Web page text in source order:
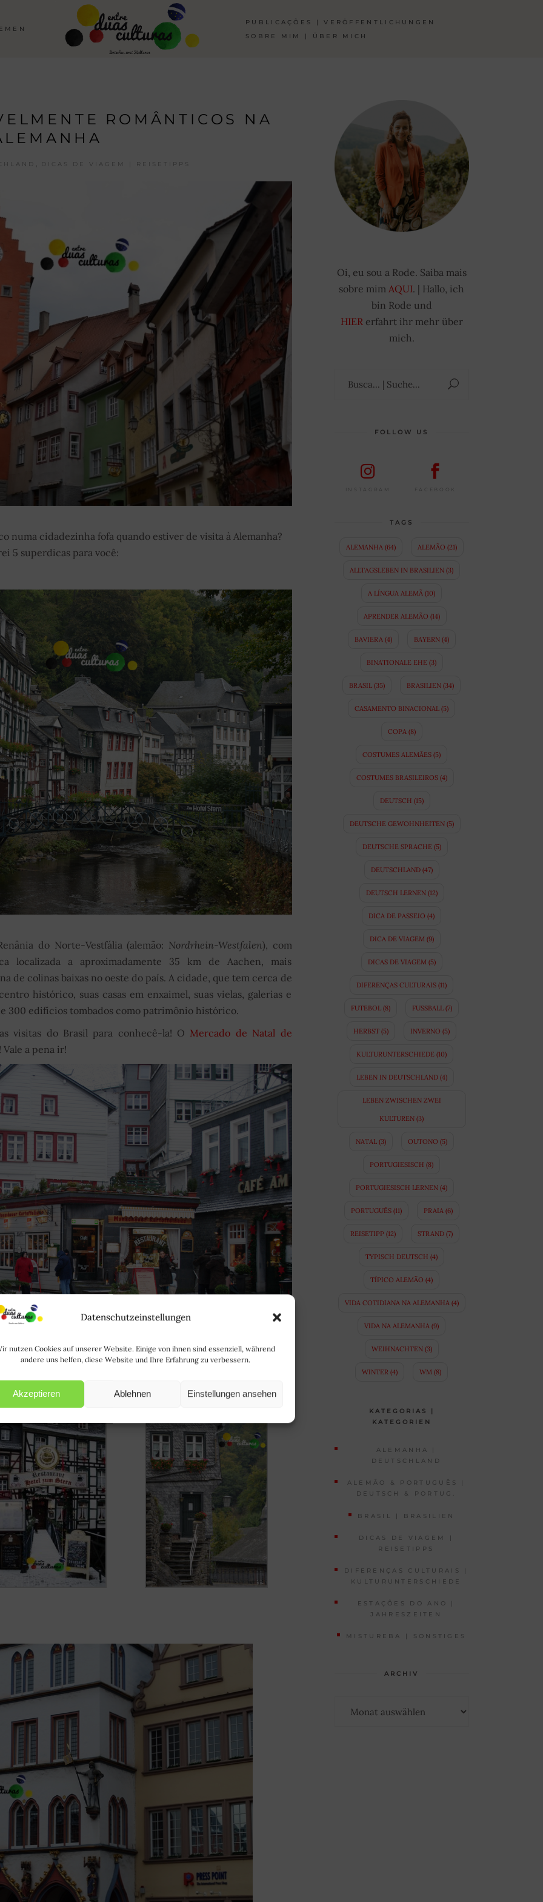
Datenschutzeinstellungen
nutzen Cookies auf unserer Website. Einige von ihnen sind essenziell, während
andere uns helfen, diese Website und Ihre Erfahrung zu verbessern.
Akzeptieren Ablehnen Einstellungen ansehen
PUBLICAÇÕES | VERÖFFENTLICHUNGEN
SOBRE MIM | ÜBER MICH
ROMÂNTICOS NA
DICAS DE VIAGEM | REISETIPPS
numa cidadezinha fofa quando estiver de visita à Alemanha?
5 superdicas para você:
do Norte-Vestfália (alemão: Nordrhein-Westfalen), com
localizada a aproximadamente 35 km de Aachen, mais
de colinas baixas no oeste do país. A cidade, que tem cerca de
histórico, suas casas em enxaimel, suas vielas, galerias e
300 edifícios tombados como patrimônio histórico.
visitas do Brasil para conhecê-la! O Mercado de Natal de
a pena ir!
Oi, eu sou a Rode. Saiba mais
sobre mim AQUI. | Hallo, ich
bin Rode und
HIER erfahrt ihr mehr über
mich.
FOLLOW US
INSTAGRAM FACEBOOK
TAGS
ALEMANHA (64) ALEMÃO (21)
ALLTAGSLEBEN IN BRASILIEN (3)
A LÍNGUA ALEMÃ (10)
APRENDER ALEMÃO (14)
BAVIERA(4) BAYERN(4)
BINATIONALE EHE (3)
BRASIL (35) BRASILIEN (34)
CASAMENTO BINACIONAL (5)
COPA(8)
COSTUMES ALEMÃES (5)
COSTUMES BRASILEIROS(4)
DEUTSCH (15)
DEUTSCHE GEWOHNHEITEN(5)
DEUTSCHE SPRACHE(5)
DEUTSCHLAND(47)
DEUTSCH LERNEN(12)
DICA DE PASSEIO (4)
DICA DE VIAGEM(9)
DICAS DE VIAGEM(5)
DIFERENÇAS CULTURAIS (11)
FUTEBOL (8) FUSSBALL (7)
HERBST (5) INVERNO (5)
KULTURUNTERSCHIEDE (10)
LEBEN IN DEUTSCHLAND(4)
LEBEN ZWISCHEN ZWEI
KULTUREN (3)
NATAL (3) OUTONO (5)
PORTUGIESISCH (8)
PORTUGIESISCH LERNEN (4)
PORTUGUÊS(11) PRAIA(6)
REISETIPP (12) STRAND (7)
TYPISCH DEUTSCH (4)
TÍPICO ALEMÃO (4)
VIDA COTIDIANA NA ALEMANHA(4)
VIDA NA ALEMANHA (9)
WEIHNACHTEN(3)
WINTER (4) WM (8)
KATEGORIAS |
KATEGORIEN
ALEMANHA |
DEUTSCHLAND
ALEMÃO & PORTUGUÊS |
DEUTSCH & PORTUG.
BRASIL | BRASILIEN
DICAS DE VIAGEM |
REISETIPPS
DIFERENÇAS CULTURAIS |
KULTURUNTERSCHIEDE
ESTAÇÕES DO ANO |
JAHRESZEITEN
MISTUREBA | SONSTIGES
ARCHIV